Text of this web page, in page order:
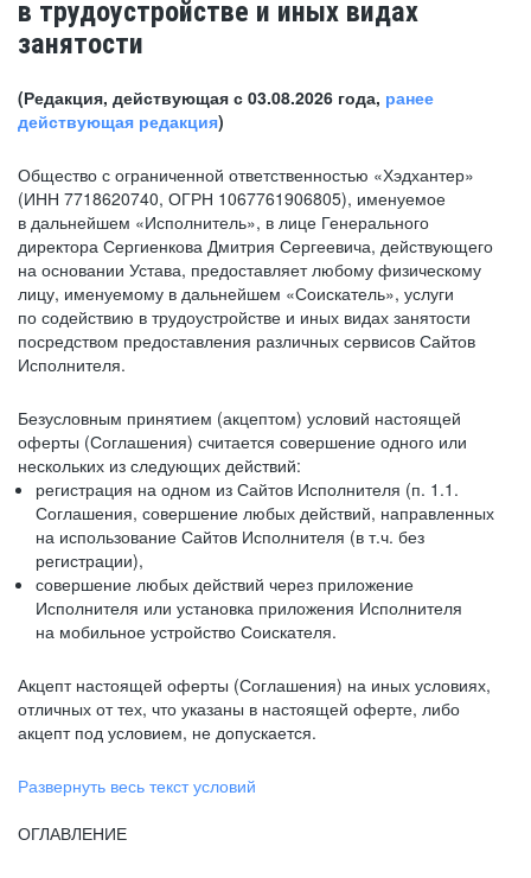
в трудоустройстве и иных видах
занятости
(Редакция, действующая с 03.08.2026 года, ранее
действующая редакция)
Общество с ограниченной ответственностью «Хэдхантер»
(ИНН 7718620740, ОГРН 1067761906805), именуемое
в дальнейшем «Исполнитель», в лице Генерального
директора Сергиенкова Дмитрия Сергеевича, действующего
на основании Устава, предоставляет любому физическому
лицу, именуемому в дальнейшем «Соискатель», услуги
по содействию в трудоустройстве и иных видах занятости
посредством предоставления различных сервисов Сайтов
Исполнителя.
Безусловным принятием (акцептом) условий настоящей
оферты (Соглашения) считается совершение одного или
нескольких из следующих действий:
регистрация на одном из Сайтов Исполнителя (п. 1.1.
Соглашения, совершение любых действий, направленных
на использование Сайтов Исполнителя (в т.ч. без
регистрации),
совершение любых действий через приложение
Исполнителя или установка приложения Исполнителя
на мобильное устройство Соискателя.
Акцепт настоящей оферты (Соглашения) на иных условиях,
отличных от тех, что указаны в настоящей оферте, либо
акцепт под условием, не допускается.
Развернуть весь текст условий
ОГЛАВЛЕНИЕ